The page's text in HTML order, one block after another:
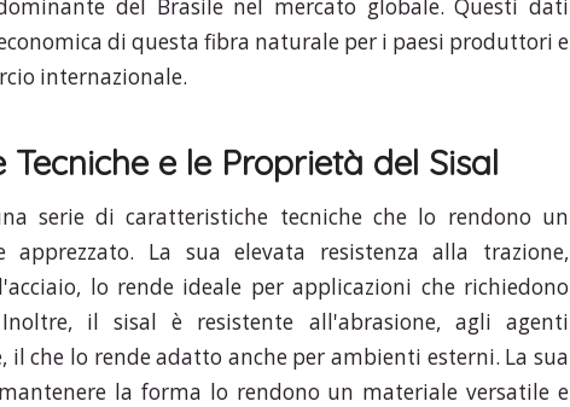
del Brasile nel mercato globale. Questi dati
di questa fibra naturale per i paesi produttori e
internazionale.
e le Proprietà del Sisal
serie di caratteristiche tecniche che lo rendono un
apprezzato. La sua elevata resistenza alla trazione,
lo rende ideale per applicazioni che richiedono
il sisal è resistente all'abrasione, agli agenti
il che lo rende adatto anche per ambienti esterni. La sua
la forma lo rendono un materiale versatile e